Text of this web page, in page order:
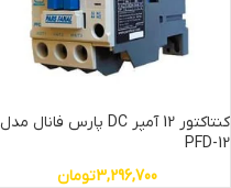
کنتاکتور 12 آمپر DC پارس فانال مدل
PFD-12
3,296,700تومان